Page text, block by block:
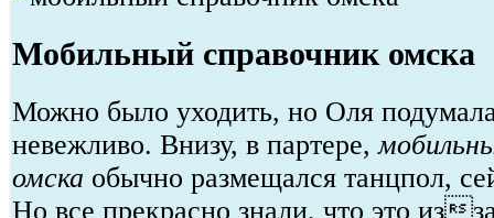
Мобильный справочник омска
Можно было уходить, но Оля
невежливо. Внизу, в партере,
омска обычно размещался танцпол,
Но все прекрасно знали, что это из